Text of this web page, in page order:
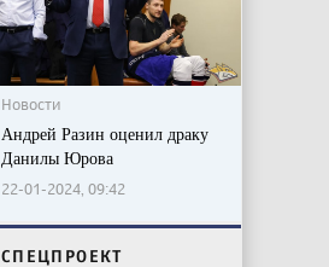
Новости
Андрей Разин оценил драку
Данилы Юрова
22-01-2024, 09:42
CПЕЦПРОЕКТ